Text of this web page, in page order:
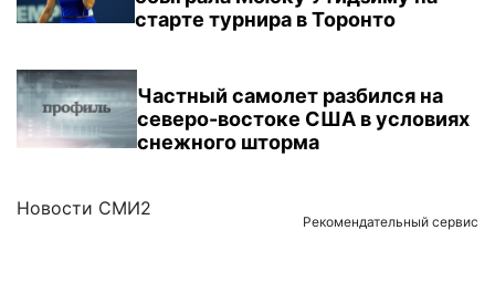
старте турнира в Торонто
Частный самолет разбился на
северо-востоке США в условиях
снежного шторма
Новости СМИ2
Рекомендательный сервис